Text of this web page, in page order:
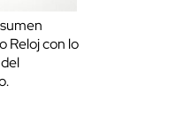
Reloj con lo